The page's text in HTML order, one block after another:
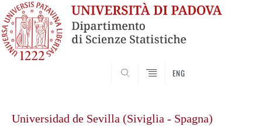
ENG
contentUniversidad de Sevilla (Siviglia - Spagna)